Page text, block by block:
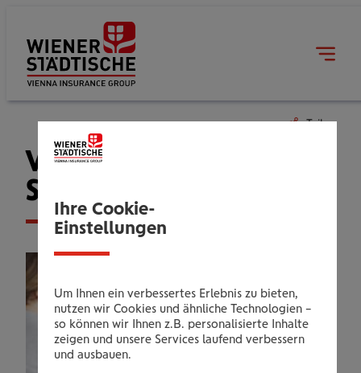
Teilen
Vorsorge Wiener
Städtische
Ihre Cookie-
Einstellungen
Um Ihnen ein verbessertes Erlebnis zu bieten,
nutzen wir Cookies und ähnliche Technologien –
so können wir Ihnen z.B. personalisierte Inhalte
zeigen und unsere Services laufend verbessern
und ausbauen.